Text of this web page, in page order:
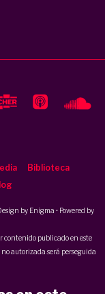
Biblioteca
by Enigma • Powered by
contenido publicado en este
autorizada será perseguida